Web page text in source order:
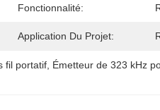
Fonctionnalité:
Application Du Projet:
fil portatif Émetteur de 323 kHz